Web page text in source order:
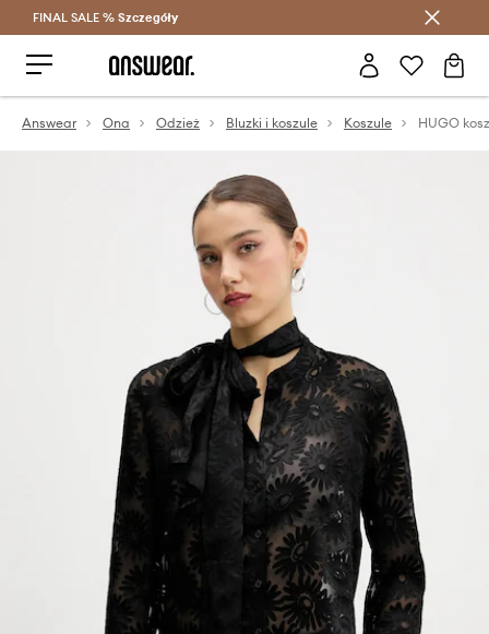
Oszczędzaj z Answear Club >
FINAL SALE % Szczegóły
Answear Ona Odzież Bluzki i koszule Koszule HUGO